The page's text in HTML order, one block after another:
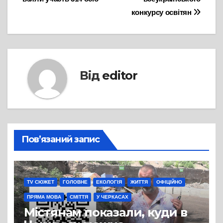
конкурсу освітян
Від editor
Пов’язаний запис
TV СЮЖЕТ ГОЛОВНЕ ЕКОЛОГІЯ ЖИТТЯ ОФІЦІЙНО
ПРЯМА МОВА СМІТТЯ У ЧЕРКАСАХ
Містянам показали, куди в